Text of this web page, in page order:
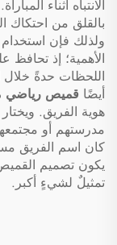
الانتباه أثناء
بالقلق من احتكاك
ولذلك فإن استخدام
الأهمية؛ إذ
اللحظات حدةً خلال
أيضًا قميص رياضي
هوية الفريق.
مدرستهم أو
كان اسم الفريق
يكون تصميم
تمثيلٌ لشيءٍ أكبر.